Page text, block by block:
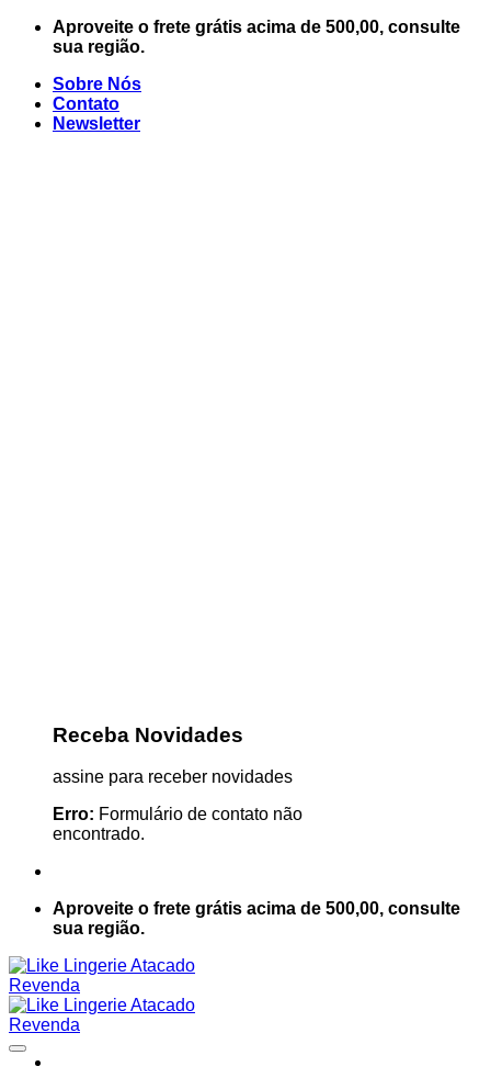
Skip
Aproveite o frete grátis acima de 500,00, consulte
sua região.
Sobre Nós
Contato
Newsletter
Receba Novidades
assine para receber novidades
Erro: Formulário de contato não
encontrado.
Aproveite o frete grátis acima de 500,00, consulte
sua região.